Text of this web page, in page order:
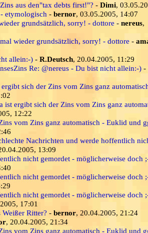
aus den"tax debts first!"? - Dimi,
etymologisch - bernor, 03.05.2005, 14:07
grundsätzlich, sorry! - dottore - nereus,
wieder grundsätzlich, sorry! - dottore -
allein:-) - R.Deutsch, 20.04.2005, 11:29
Re: @nereus - Du bist nicht allein:-) -
sich der Zins vom Zins ganz
ist ergibt sich der Zins vom Zins ganz
12:22
vom Zins ganz automatisch - Euklid und
Nachrichten und werde hoffentlich
13:09
nicht gemordet - möglicherweise doch
nicht gemordet - möglicherweise doch
nicht gemordet - möglicherweise doch
17:01
Ritter? - bernor, 20.04.2005, 21:24
, 20.04.2005, 21:34
vom Zins ganz automatisch - Euklid und